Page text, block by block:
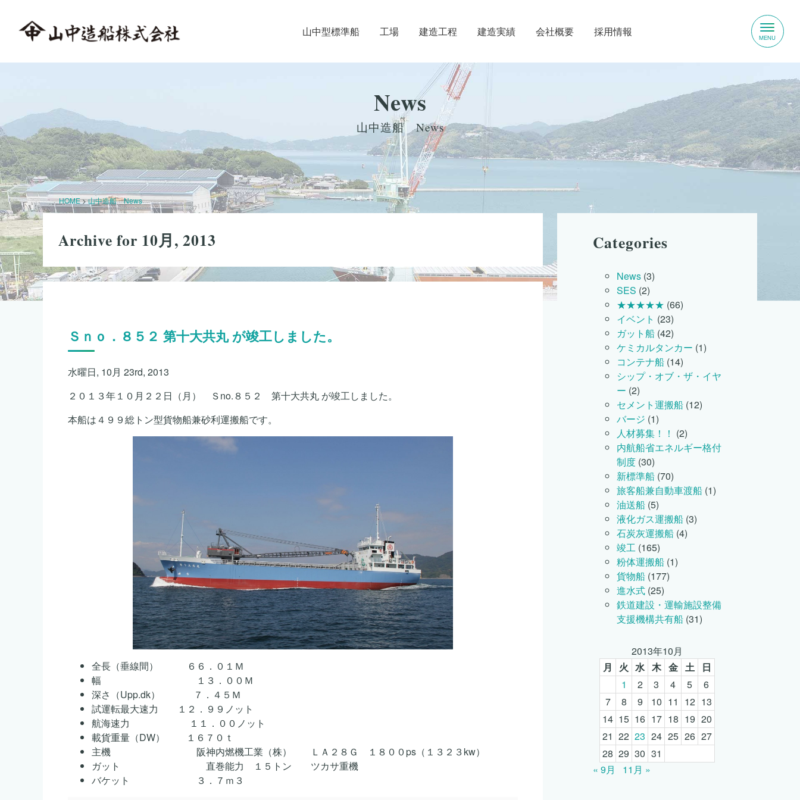
⼭中型標準船 工場 建造工程 建造実績 会社概要 採⽤情報
News
山中造船 News
HOME>山中造船 News
Archive for 10月, 2013
Ｓｎｏ．８５２ 第十大共丸 が竣工しました。
水曜日, 10月 23rd, 2013
２０１３年１０月２２日（月） Ｓno.８５２ 第十大共丸 が竣工しました。
本船は４９９総トン型貨物船兼砂利運搬船です。
全長（垂線間） ６６．０１Ｍ
幅 １３．００Ｍ
深さ（Upp.dk） ７．４５Ｍ
試運転最大速力 １２．９９ノット
航海速力 １１．００ノット
載貨重量（DW） １６７０ｔ
主機 阪神内燃機工業（株） ＬＡ２８Ｇ １８００ps（１３２３kw）
ガット 直巻能力 １５トン ツカサ重機
バケット ３．７ｍ３
Categories
News (3)
SES (2)
★★★★★ (66)
イベント (23)
ガット船 (42)
ケミカルタンカー (1)
コンテナ船 (14)
シップ・オブ・ザ・イヤ
ー (2)
セメント運搬船 (12)
バージ (1)
人材募集！！ (2)
内航船省エネルギー格付
制度 (30)
新標準船 (70)
旅客船兼自動車渡船 (1)
油送船 (5)
液化ガス運搬船 (3)
石炭灰運搬船 (4)
竣工 (165)
粉体運搬船 (1)
貨物船 (177)
進水式 (25)
鉄道建設・運輸施設整備
支援機構共有船 (31)
2013年10月
月
火 水 木 金 土
日
1
2 3 4 5
6
7
8 9 10 11 12 13
14 15 16 17 18 19 20
21 22 23 24 25 26 27
28 29 30 31
« 9月
11月 »